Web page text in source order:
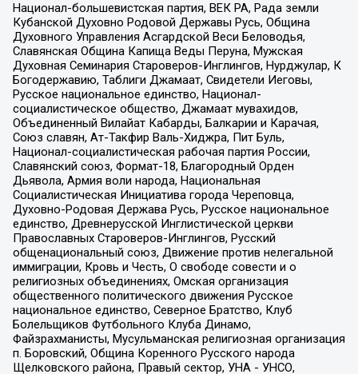
Национал-большевистская партия, ВЕК РА, Рада земли
Кубанской Духовно Родовой Державы Русь, Община
Духовного Управления Асгардской Веси Беловодья,
Славянская Община Капища Веды Перуна, Мужская
Духовная Семинария Староверов-Инглингов, Нурджулар, К
Богодержавию, Таблиги Джамаат, Свидетели Иеговы,
Русское национальное единство, Национал-
социалистическое общество, Джамаат мувахидов,
Объединенный Вилайат Кабарды, Балкарии и Карачая,
Союз славян, Ат-Такфир Валь-Хиджра, Пит Буль,
Национал-социалистическая рабочая партия России,
Славянский союз, Формат-18, Благородный Орден
Дьявола, Армия воли народа, Национальная
Социалистическая Инициатива города Череповца,
Духовно-Родовая Держава Русь, Русское национальное
единство, Древнерусской Инглистической церкви
Православных Староверов-Инглингов, Русский
общенациональный союз, Движение против нелегальной
иммиграции, Кровь и Честь, О свободе совести и о
религиозных объединениях, Омская организация
общественного политического движения Русское
национальное единство, Северное Братство, Клуб
Болельщиков Футбольного Клуба Динамо,
Файзрахманисты, Мусульманская религиозная организация
п. Боровский, Община Коренного Русского народа
Щелковского района, Правый сектор, УНА - УНСО,